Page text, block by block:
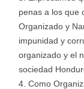
penas a los que
Organizado y
impunidad y
organizado y el
sociedad
Como